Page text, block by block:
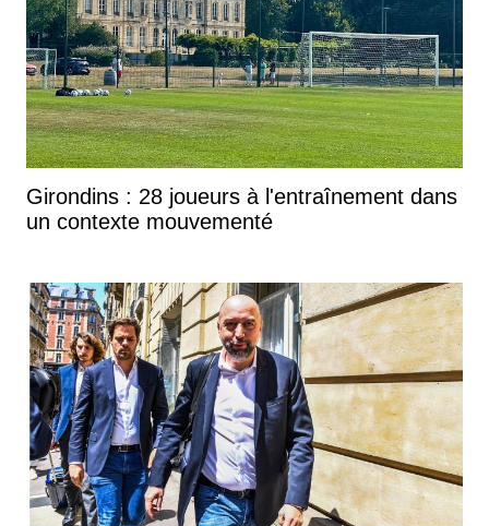
Girondins : 28 joueurs à l'entraînement dans
un contexte mouvementé